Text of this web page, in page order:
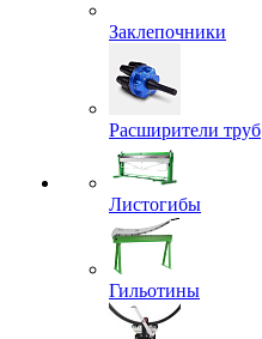
Заклепочники
Расширители труб
Листогибы
Гильотины